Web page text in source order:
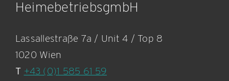
HeimebetriebsgmbH
Lassallestraße 7a / Unit 4 / Top 8
1020 Wien
T +43 (0)1 585 61 59